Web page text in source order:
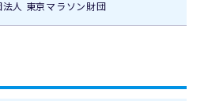
法人 東京マラソン財団